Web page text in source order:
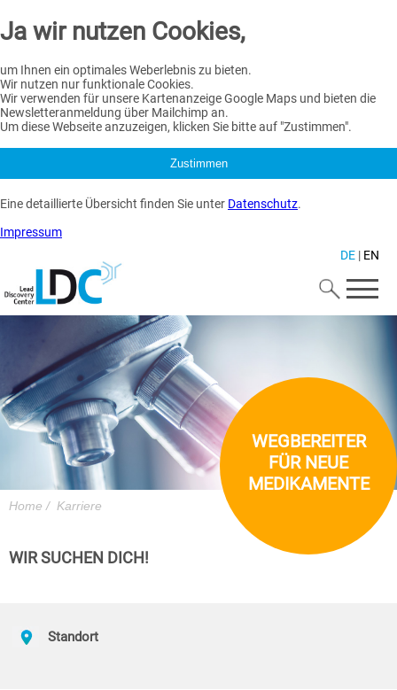
Ja wir nutzen Cookies,
um Ihnen ein optimales Weberlebnis zu bieten.
Wir nutzen nur funktionale Cookies.
Wir verwenden für unsere Kartenanzeige Google Maps und bieten die
Newsletteranmeldung über Mailchimp an.
Um diese Webseite anzuzeigen, klicken Sie bitte auf "Zustimmen".
Zustimmen
Eine detaillierte Übersicht finden Sie unter Datenschutz.
Impressum
DE | EN
WEGBEREITER
FÜR NEUE
MEDIKAMENTE
Home / Karriere
WIR SUCHEN DICH!
Standort